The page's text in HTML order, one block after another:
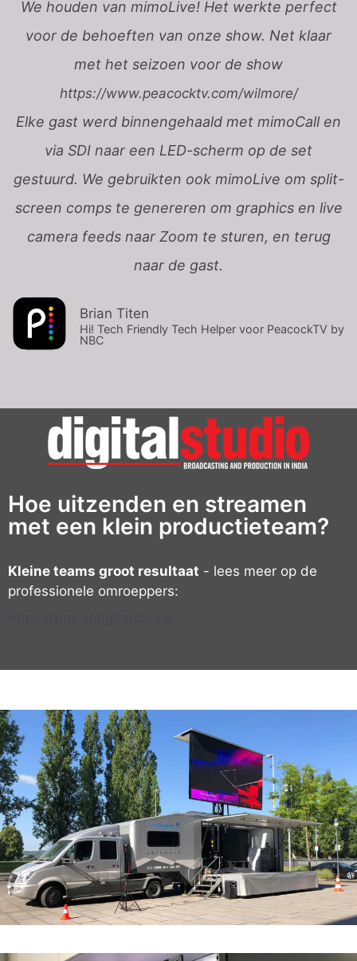
We houden van mimoLive! Het werkte perfect
voor de behoeften van onze show. Net klaar
met het seizoen voor de show
https://www.peacocktv.com/wilmore/
Elke gast werd binnengehaald met mimoCall en
via SDI naar een LED-scherm op de set
gestuurd. We gebruikten ook mimoLive om split-
screen comps te genereren om graphics en live
camera feeds naar Zoom te sturen, en terug
naar de gast.
Brian Titen
Hi! Tech Friendly Tech Helper voor PeacockTV by
NBC
Hoe uitzenden en streamen
met een klein productieteam?
Kleine teams groot resultaat - lees meer op de
professionele omroeppers: